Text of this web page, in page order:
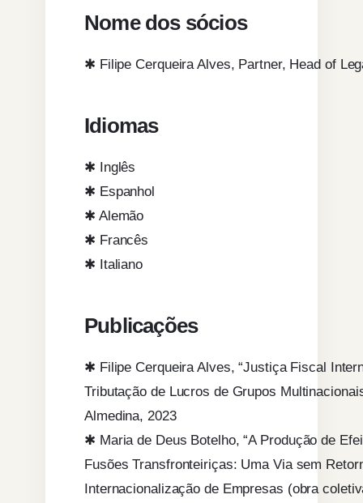
Nome dos sócios
✱ Filipe Cerqueira Alves, Partner, Head of
Idiomas
✱ Inglês
✱ Espanhol
✱ Alemão
✱ Francês
✱ Italiano
Publicações
✱ Filipe Cerqueira Alves, “Justiça Fiscal
Tributação de Lucros de Grupos
Almedina, 2023
✱ Maria de Deus Botelho, “A Produção de
Fusões Transfronteiriças: Uma Via sem
Internacionalização de Empresas (obra